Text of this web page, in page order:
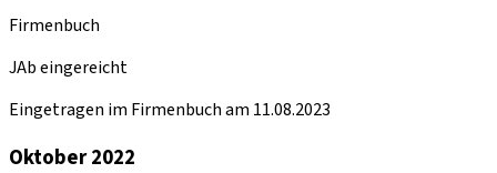
Firmenbuch
JAb eingereicht
Eingetragen im Firmenbuch am 11.08.2023
Oktober 2022